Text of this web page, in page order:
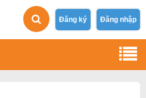
Đăng ký Đăng nhập